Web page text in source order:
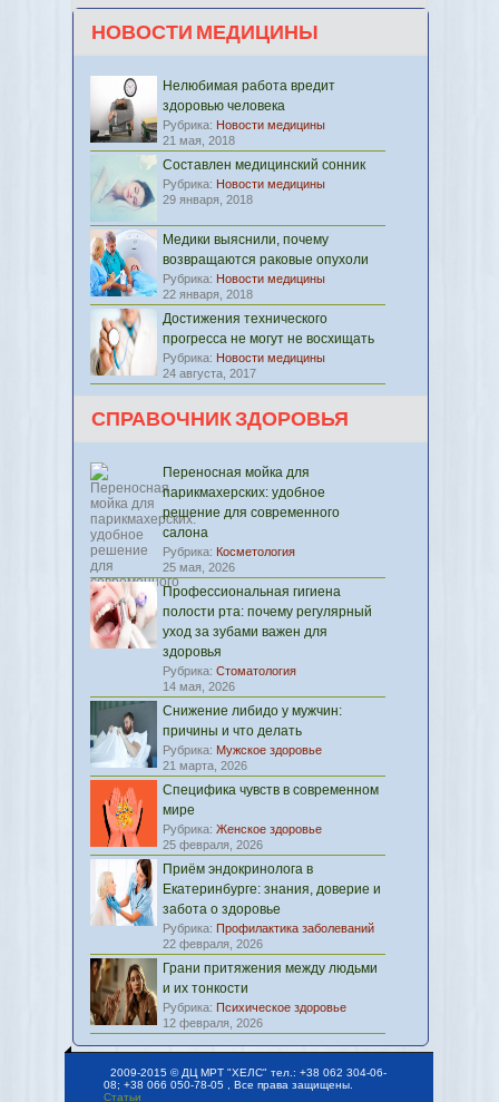
НОВОСТИ МЕДИЦИНЫ
Нелюбимая работа вредит
здоровью человека
Рубрика: Новости медицины
21 мая, 2018
Составлен медицинский сонник
Рубрика: Новости медицины
29 января, 2018
Медики выяснили, почему
возвращаются раковые опухоли
Рубрика: Новости медицины
22 января, 2018
Достижения технического
прогресса не могут не восхищать
Рубрика: Новости медицины
24 августа, 2017
СПРАВОЧНИК ЗДОРОВЬЯ
Переносная мойка для
парикмахерских: удобное
решение для современного
салона
Рубрика: Косметология
25 мая, 2026
Профессиональная гигиена
полости рта: почему регулярный
уход за зубами важен для
здоровья
Рубрика: Стоматология
14 мая, 2026
Снижение либидо у мужчин:
причины и что делать
Рубрика: Мужское здоровье
21 марта, 2026
Специфика чувств в современном
мире
Рубрика: Женское здоровье
25 февраля, 2026
Приём эндокринолога в
Екатеринбурге: знания, доверие и
забота о здоровье
Рубрика: Профилактика заболеваний
22 февраля, 2026
Грани притяжения между людьми
и их тонкости
Рубрика: Психическое здоровье
12 февраля, 2026
2009-2015 © ДЦ МРТ "ХЕЛС" тел.: +38 062 304-06-
08; +38 066 050-78-05 , Все права защищены.
Статьи